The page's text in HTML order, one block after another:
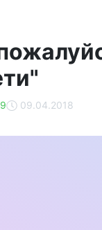
09.04.2018